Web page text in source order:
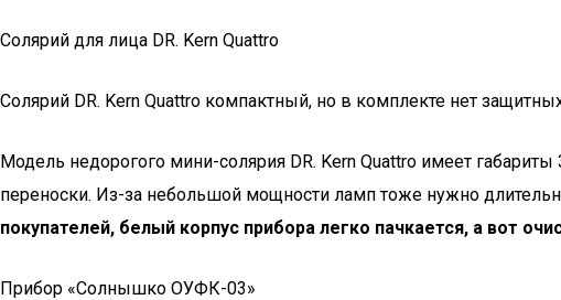
Солярий для лица DR. Kern Quattro
Солярий DR. Kern Quattro компактный, но в комплекте нет
Модель недорогого мини-солярия DR. Kern Quattro имеет
переноски. Из-за небольшой мощности ламп тоже нужно
покупателей, белый корпус прибора легко пачкается, а вот
Прибор «Солнышко ОУФК-03»